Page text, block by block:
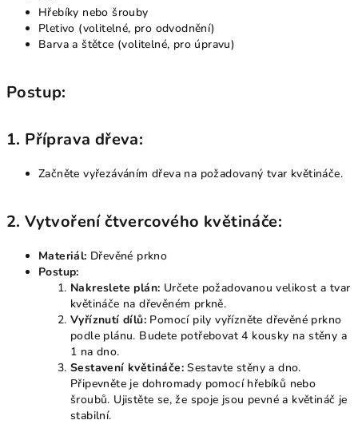
Hřebíky nebo šrouby
Pletivo (volitelné, pro odvodnění)
Barva a štětce (volitelné, pro úpravu)
Postup:
1. Příprava dřeva:
Začněte vyřezáváním dřeva na požadovaný tvar květináče.
2.Vytvoření čtvercového květináče:
Materiál: Dřevěné prkno
Postup:
Nakreslete plán: Určete požadovanou velikost a tvar
květináče na dřevěném prkně.
Vyříznutí dílů: Pomocí pily vyřízněte dřevěné prkno
podle plánu. Budete potřebovat 4 kousky na stěny a
1 na dno.
Sestavení květináče: Sestavte stěny a dno.
Připevněte je dohromady pomocí hřebíků nebo
šroubů. Ujistěte se, že spoje jsou pevné a květináč je
stabilní.